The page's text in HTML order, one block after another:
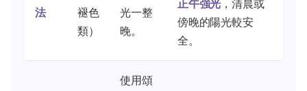
法
褪色
類）
光一整
晚。
正午強光 ，清晨或
傍晚的陽光較安
全。
使用頌